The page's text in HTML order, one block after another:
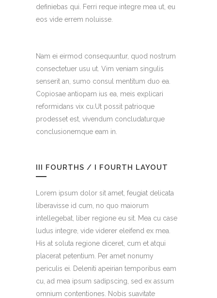
definiebas qui. Ferri reque integre mea ut, eu
eos vide errem noluisse.
Nam ei eirmod consequuntur, quod nostrum
consectetuer usu ut. Vim veniam singulis
senserit an, sumo consul mentitum duo ea.
Copiosae antiopam ius ea, meis explicari
reformidans vix cu.Ut possit patrioque
prodesset est, vivendum concludaturque
conclusionemque eam in.
III FOURTHS / I FOURTH LAYOUT
Lorem ipsum dolor sit amet, feugiat delicata
liberavisse id cum, no quo maiorum
intellegebat, liber regione eu sit. Mea cu case
ludus integre, vide viderer eleifend ex mea.
His at soluta regione diceret, cum et atqui
placerat petentium. Per amet nonumy
periculis ei. Deleniti apeirian temporibus eam
cu, ad mea ipsum sadipscing, sed ex assum
omnium contentiones. Nobis suavitate